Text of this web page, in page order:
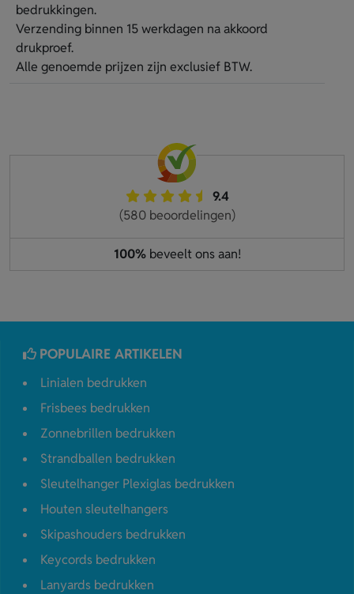
bedrukkingen.
Verzending binnen 15 werkdagen na akkoord
drukproef.
Alle genoemde prijzen zijn exclusief BTW.
9.4
(580 beoordelingen)
100%beveelt ons aan!
POPULAIRE ARTIKELEN
Linialen bedrukken
Frisbees bedrukken
Zonnebrillen bedrukken
Strandballen bedrukken
Sleutelhanger Plexiglas bedrukken
Houten sleutelhangers
Skipashouders bedrukken
Keycords bedrukken
Lanyards bedrukken